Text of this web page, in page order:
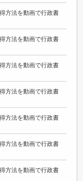
方法を動画で行政書
方法を動画で行政書
方法を動画で行政書
方法を動画で行政書
方法を動画で行政書
方法を動画で行政書
方法を動画で行政書